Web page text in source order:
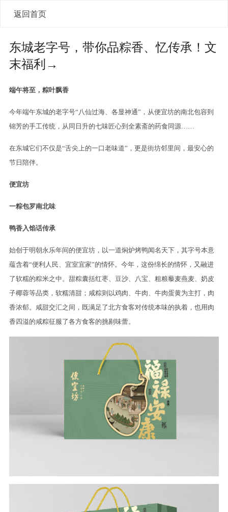
返回首页
东城老字号，带你品粽香、忆传承！文
末福利→
端午将至，粽叶飘香
今年端午东城的老字号“八仙过海、各显神通”，从便宜坊的南北包容到
锦芳的手工传统，从同日升的七味匠心到全素斋的药食同源……
在东城它们不仅是“舌尖上的一口老味道”，更是街坊邻里间，最安心的
节日陪伴。
便宜坊
一粽包罗南北味
鸭香入馅话传承
始创于明朝永乐年间的便宜坊，以一道焖炉烤鸭闻名天下，其字号本意
蕴含着“便利人民、宜室宜家”的情怀。今年，这份绵长的情怀，又融进
了软糯的粽米之中。甜粽囊括红枣、豆沙、八宝、粗粮藜麦燕麦、奶皮
子椰蓉等品类，软糯清甜；咸粽则以鸡肉、牛肉、牛肉蛋黄为主打，肉
香浓郁。咸甜交汇之间，既满足了北方食客对传统本味的执着，也用肉
香四溢的咸粽征服了各方食客的挑剔味蕾。